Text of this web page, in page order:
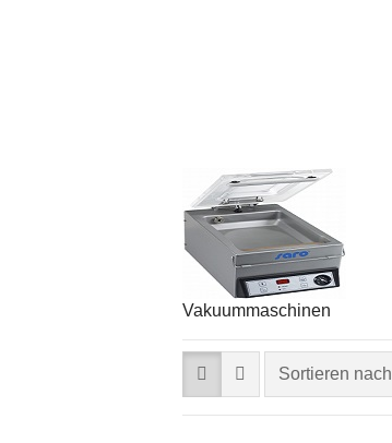
Vakuummaschinen
Sortieren nach